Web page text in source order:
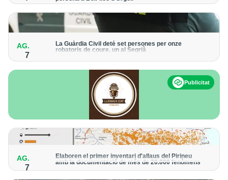
forma progressiva
AG.
7
La Guàrdia Civil deté set persones per onze
robatoris de coure, un al Segrià
Publicitat
AG.
7
Elaboren el primer inventari d'allaus del Pirineu
amb la documentació de més de 20.000 fenòmens
Obra de l'Institut Cartogràfic i Geològic de Catalunya, amb